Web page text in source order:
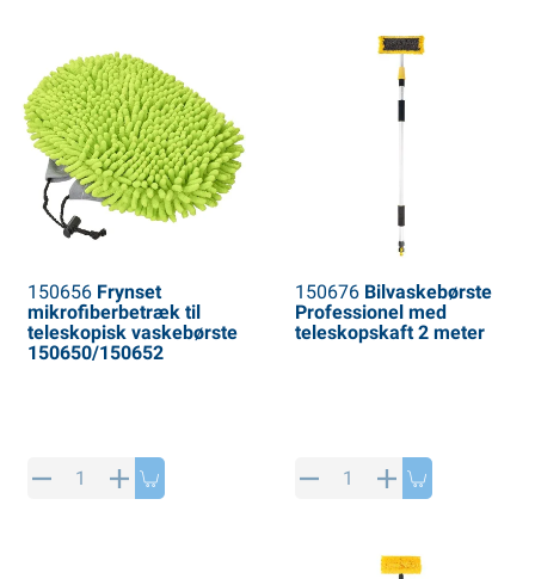
150656Frynset
mikrofiberbetræk til
teleskopisk vaskebørste
150650/150652
150676Bilvaskebørste
Professionel med
teleskopskaft 2 meter